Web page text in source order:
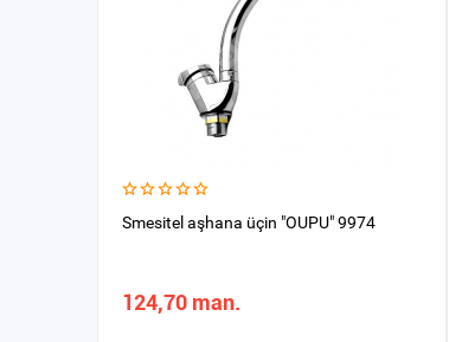
Smesitel aşhana üçin "OUPU" 9974
124,70 man.